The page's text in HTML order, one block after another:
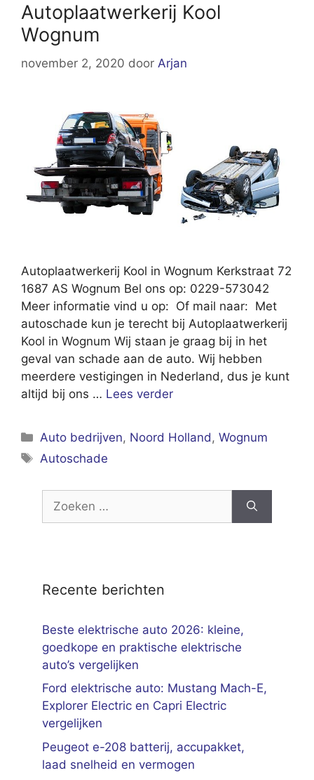
Autoplaatwerkerij Kool
Wognum
november 2, 2020 door Arjan
Autoplaatwerkerij Kool in Wognum Kerkstraat 72
1687 AS Wognum Bel ons op: 0229-573042
Meer informatie vind u op: Of mail naar: Met
autoschade kun je terecht bij Autoplaatwerkerij
Kool in Wognum Wij staan je graag bij in het
geval van schade aan de auto. Wij hebben
meerdere vestigingen in Nederland, dus je kunt
altijd bij ons … Lees verder
Categorieën
Auto bedrijven, Noord Holland ,Wognum
Tags
Autoschade
naar:
Recente berichten
Beste elektrische auto 2026: kleine,
goedkope en praktische elektrische
auto’s vergelijken
Ford elektrische auto: Mustang Mach-E,
Explorer Electric en Capri Electric
vergelijken
Peugeot e-208 batterij, accupakket,
laad snelheid en vermogen